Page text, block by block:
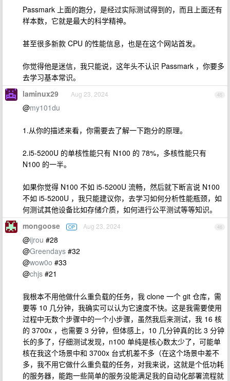
Passmark 上面的跑分，是经过实际测试得到的，而且上面还有
样本数，它就是最大的科学精神。
甚至很多新款 CPU 的性能信息，也是在这个网站首发。
你觉得他是迷信，我只能说，这年头不认识 Passmark ，你要多
去学习基本常识。
45
laminux29 Aug 23, 2024
@my101du
1.从你的描述来看，你需要去了解一下跑分的原理。
2.i5-5200U 的单核性能只有 N100 的 78%，多核性能只有
N100 的一半。
如果你觉得 N100 不如 i5-5200U 流畅，然后就下断言说 N100
不如 i5-5200U ，我只能建议你，去学习如何分析性能瓶颈，如
何测试其他设备比如存储介质，如何进行公平测试等等知识。
46
mongoose OP Aug 23, 2024
@ijrou #28
@Greendays #32
@wow0o #33
@chjs #21
我根本不用他做什么重负载的任务，我 clone 一个 git 仓库，需
要等 10 几分钟，我确实可以认为它速度不快。这是我需要使用
过程中无数个步骤中的一个小步骤，虽然我后来测试，我 16 核
的 3700x ，也需要 3 分钟，但体感上，10 几分钟真的比 3 分钟
长的多了，仔细测试发现，n100 单纯是核心数太少了，可能单
核在我这个场景中和 3700x 台式机差不多（在这个场景中差不
多，我不用它做什么重负载的任务，对我来说，这就是个低功耗
的服务器，能跑一些简单的服务没能满足我的自动化部署流程就